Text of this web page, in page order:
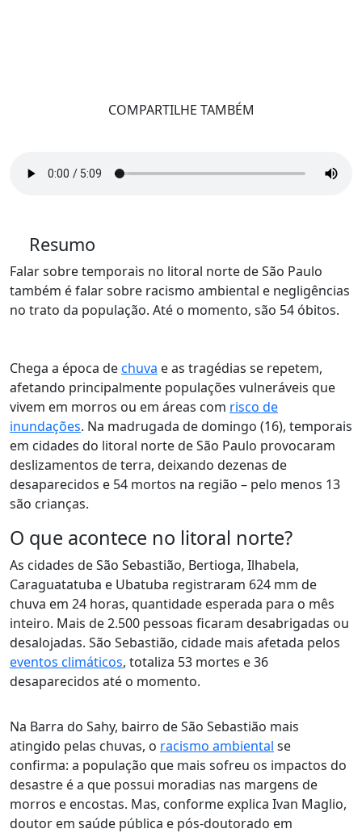
COMPARTILHE TAMBÉM
Resumo
Falar sobre temporais no litoral norte de São Paulo
também é falar sobre racismo ambiental e negligências
no trato da população. Até o momento, são 54 óbitos.
Chega a época dechuva e as tragédias se repetem,
afetando principalmente populações vulneráveis que
vivem em morros ou em áreas com risco de
inundações. Na madrugada de domingo (16), temporais
em cidades do litoral norte de São Paulo provocaram
deslizamentos de terra, deixando dezenas de
desaparecidos e 54 mortos na região – pelo menos 13
são crianças.
O que acontece no litoral norte?
As cidades de São Sebastião, Bertioga, Ilhabela,
Caraguatatuba e Ubatuba registraram 624 mm de
chuva em 24 horas, quantidade esperada para o mês
inteiro. Mais de 2.500 pessoas ficaram desabrigadas ou
desalojadas. São Sebastião, cidade mais afetada pelos
eventos climáticos, totaliza 53 mortes e 36
desaparecidos até o momento.
Na Barra do Sahy, bairro de São Sebastião mais
atingido pelas chuvas, o racismo ambiental se
confirma: a população que mais sofreu os impactos do
desastre é a que possui moradias nas margens de
morros e encostas. Mas, conforme explica Ivan Maglio,
doutor em saúde pública e pós-doutorado em